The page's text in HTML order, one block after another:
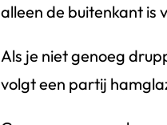
alleen de buitenkant is
Als je niet genoeg
volgt een partij